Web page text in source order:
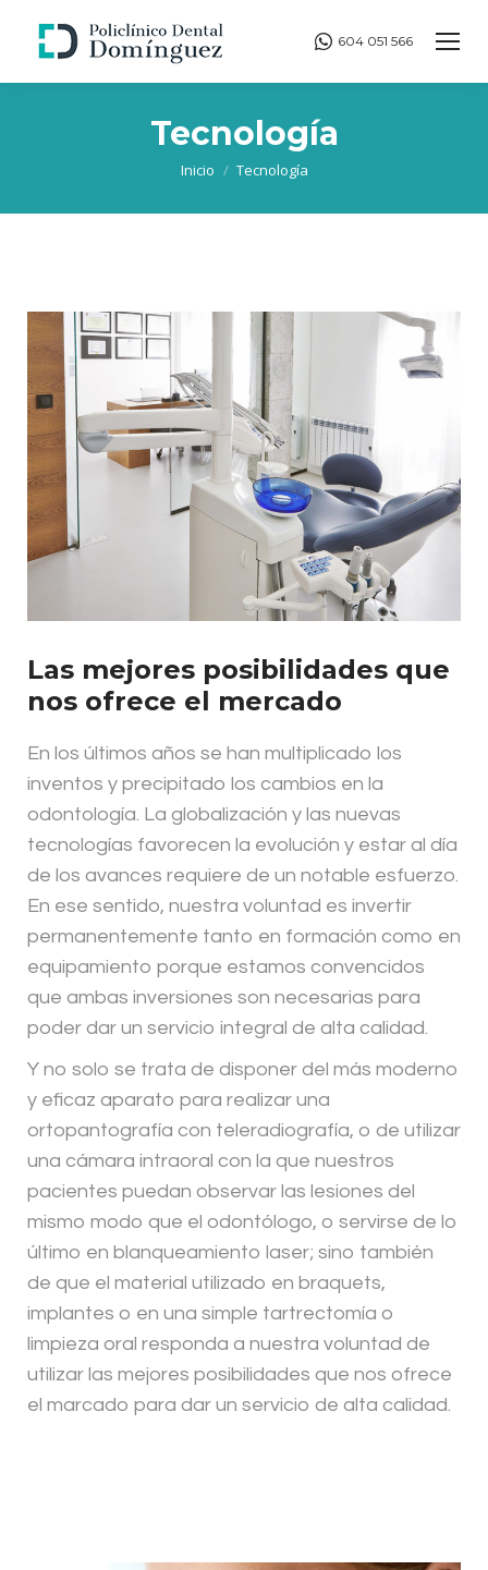
604 051 566
Tecnología
Estás aquí:
Inicio Tecnología
Las mejores posibilidades que
nos ofrece el mercado
En los últimos años se han multiplicado los
inventos y precipitado los cambios en la
odontología. La globalización y las nuevas
tecnologías favorecen la evolución y estar al día
de los avances requiere de un notable esfuerzo.
En ese sentido, nuestra voluntad es invertir
permanentemente tanto en formación como en
equipamiento porque estamos convencidos
que ambas inversiones son necesarias para
poder dar un servicio integral de alta calidad.
Y no solo se trata de disponer del más moderno
y eficaz aparato para realizar una
ortopantografía con teleradiografía, o de utilizar
una cámara intraoral con la que nuestros
pacientes puedan observar las lesiones del
mismo modo que el odontólogo, o servirse de lo
último en blanqueamiento laser; sino también
de que el material utilizado en braquets,
implantes o en una simple tartrectomía o
limpieza oral responda a nuestra voluntad de
utilizar las mejores posibilidades que nos ofrece
el marcado para dar un servicio de alta calidad.